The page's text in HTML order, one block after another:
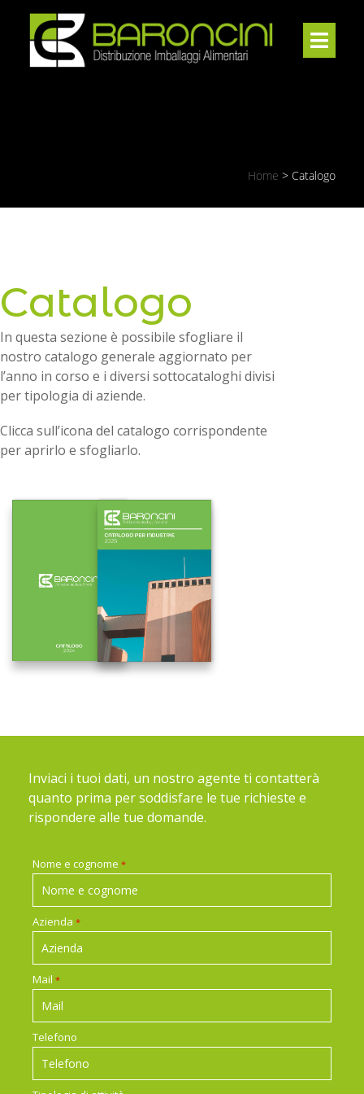
Home > Catalogo
Catalogo
In questa sezione è possibile sfogliare il
nostro catalogo generale aggiornato per
l’anno in corso e i diversi sottocataloghi divisi
per tipologia di aziende.
Clicca sull’icona del catalogo corrispondente
per aprirlo e sfogliarlo.
Inviaci i tuoi dati, un nostro agente ti contatterà
quanto prima per soddisfare le tue richieste e
rispondere alle tue domande.
Nome e cognome *
Azienda *
Mail *
Telefono